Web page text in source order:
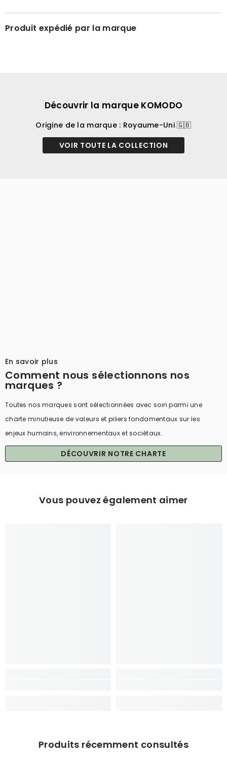
¡
Produit expédié par la marque
Découvrir la marque KOMODO
Origine de la marque : Royaume-Uni 🇬🇧
VOIR TOUTE LA COLLECTION
En savoir plus
Comment nous sélectionnons nos
marques ?
Toutes nos marques sont sélectionnées avec soin parmi une
charte minutieuse de valeurs et piliers fondamentaux sur les
enjeux humains, environnementaux et sociétaux.
DÉCOUVRIR NOTRE CHARTE
Vous pouvez également aimer
Produits récemment consultés